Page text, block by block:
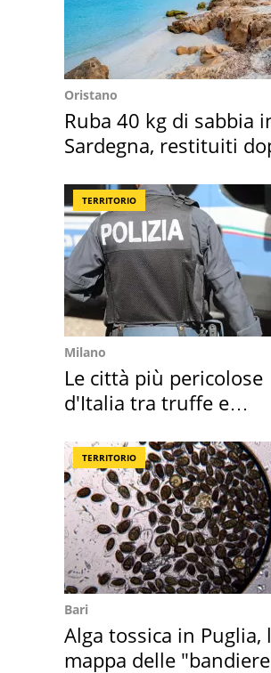
Oristano
Ruba 40 kg di sabbia
Sardegna, restituiti
TERRITORIO
Milano
Le città più pericolose
d'Italia tra truffe e
TERRITORIO
Bari
Alga tossica in Puglia,
mappa delle "bandiere